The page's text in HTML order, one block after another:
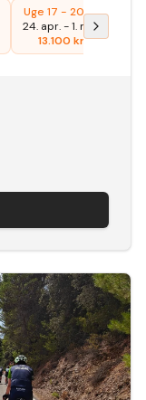
Uge 17 - 2027
24. apr.-1. maj
13.100 kr